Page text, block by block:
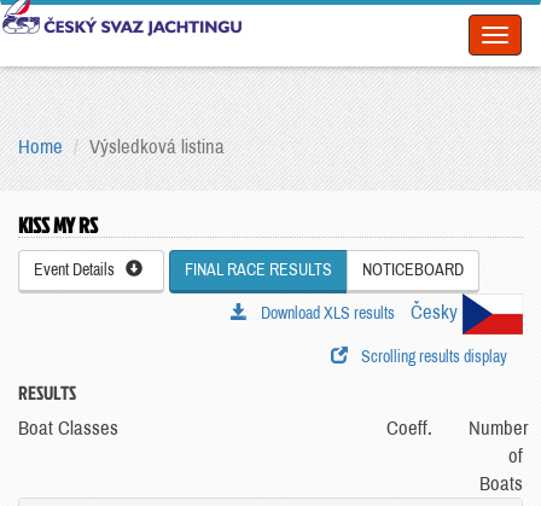
Home Výsledková listina
KISS MY RS
Event Details FINAL RACE RESULTS NOTICEBOARD
Česky
Download XLS results
Scrolling results display
RESULTS
Boat Classes Coeff.
Number
of
Boats